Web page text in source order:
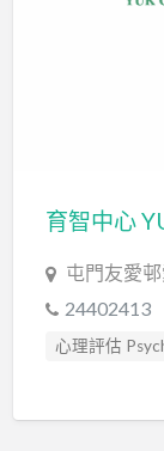
育智中心
屯門友愛
24402413
心理評估
臨床心理學家